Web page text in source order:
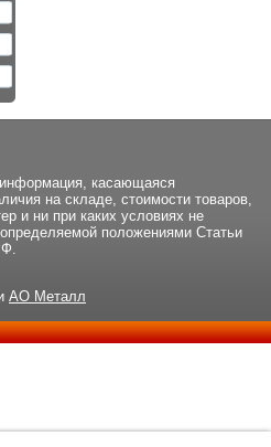
касающаяся
на складе, стоимости товаров,
и ни при каких условиях не
положениями Статьи
АО Металл